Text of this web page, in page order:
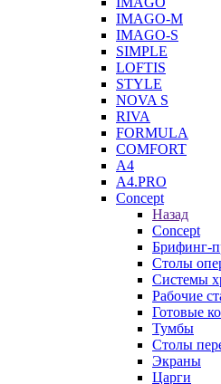
IMAGO-M
IMAGO-S
SIMPLE
LOFTIS
STYLE
NOVA S
RIVA
FORMULA
COMFORT
A4
A4.PRO
Concept
Назад
Concept
Брифинг-
Столы
Системы
Рабочие
Готовые
Тумбы
Столы
Экраны
Царги